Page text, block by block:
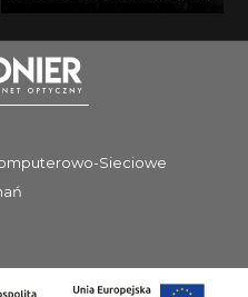
Węglarz, Kacper Zdanowicz –
Raportowanie do regionalnego
nadzoru specjalistycznego w
oparciu o bazę anonimowych
przypadków medycznych
Sieciowe